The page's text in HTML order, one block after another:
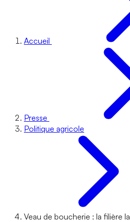
Accueil
Presse
Politique agricole
Veau de boucherie : la filière